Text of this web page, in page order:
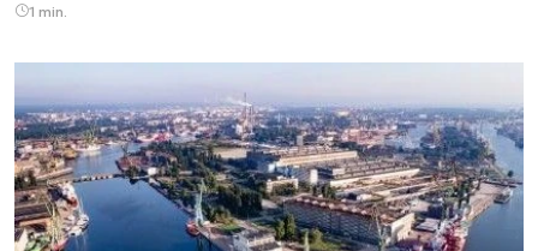
1 min.